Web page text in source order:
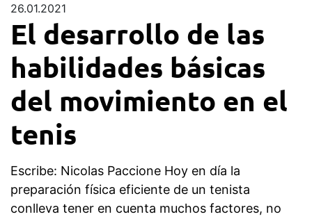
26.01.2021
El desarrollo de las
habilidades básicas
del movimiento en el
tenis
Escribe: Nicolas Paccione Hoy en día la
preparación física eficiente de un tenista
conlleva tener en cuenta muchos factores, no